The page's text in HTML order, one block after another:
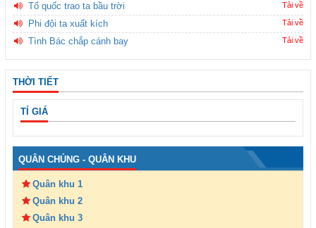
Tổ quốc trao ta bầu trời Tải về
Phi đội ta xuất kích Tải về
Tình Bác chắp cánh bay Tải về
THỜI TIẾT
TỈ GIÁ
QUÂN CHỦNG - QUÂN KHU
Quân khu 1
Quân khu 2
Quân khu 3